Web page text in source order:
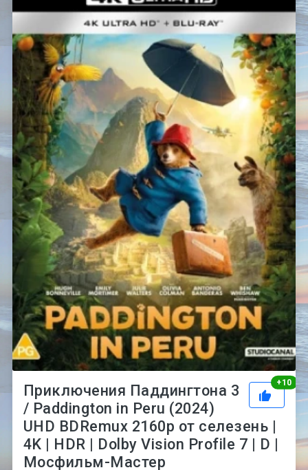
+10
Приключения Паддингтона 3
/ Paddington in Peru (2024)
UHD BDRemux 2160p от селезень |
4K | HDR | Dolby Vision Profile 7 | D |
Мосфильм-Мастер